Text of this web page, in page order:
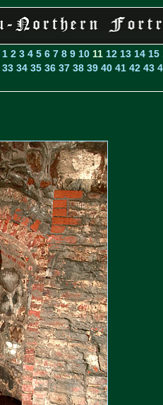
1 2 3 4 5 6 7 8 9 10 11 12 13 14 15
33 34 35 36 37 38 39 40 41 42 43